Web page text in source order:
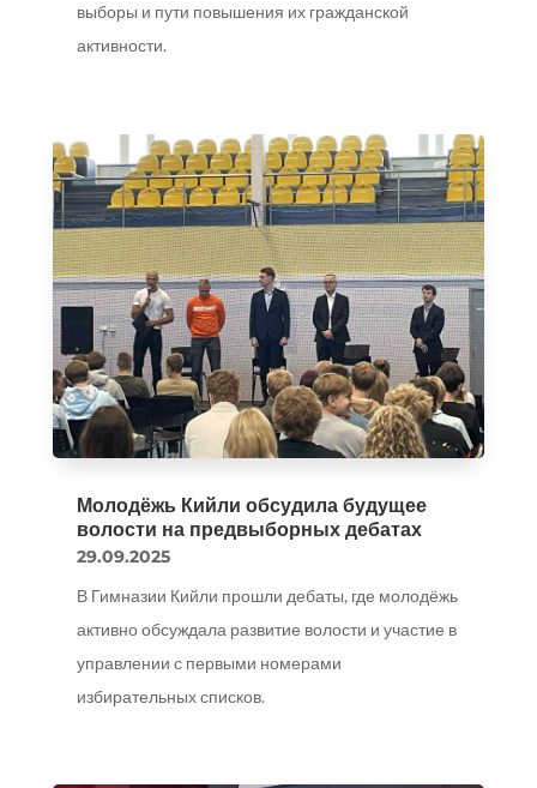
выборы и пути повышения их гражданской
активности.
Молодёжь Кийли обсудила будущее
волости на предвыборных дебатах
29.09.2025
В Гимназии Кийли прошли дебаты, где молодёжь
активно обсуждала развитие волости и участие в
управлении с первыми номерами
избирательных списков.